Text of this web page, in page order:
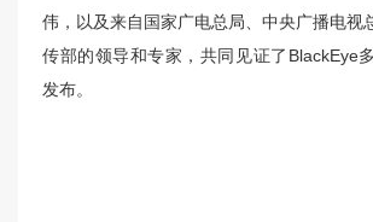
伟，以及来自国家广电总局、中央广播电视
传部的领导和专家，共同见证了BlackEye
发布。